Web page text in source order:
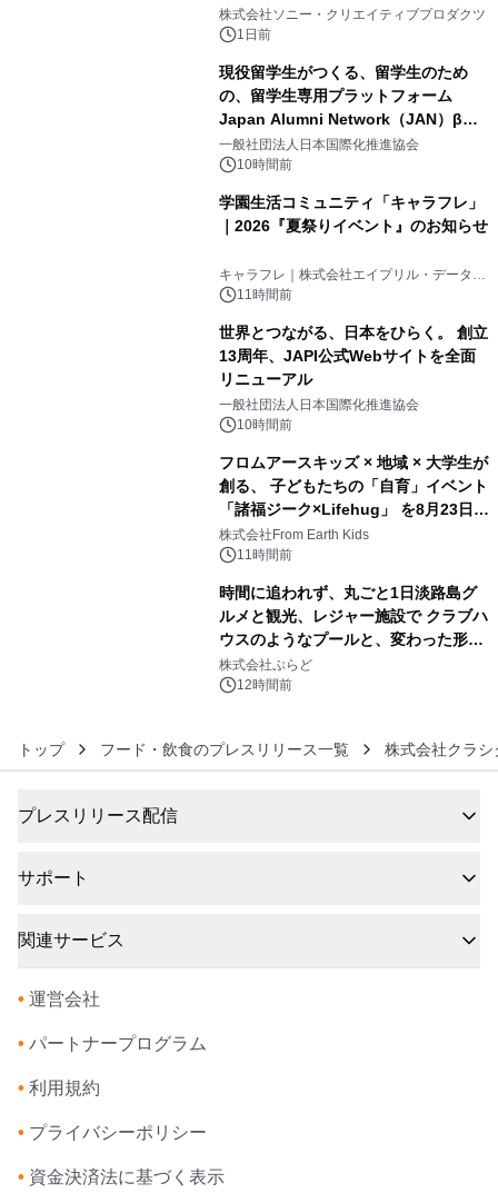
ラボレーション サウナイキタイコラ
ボグッズも発売決定！
株式会社ソニー・クリエイティブプロダクツ
1日前
現役留学生がつくる、留学生のため
の、留学生専用プラットフォーム
Japan Alumni Network（JAN）β版
をリリース
一般社団法人日本国際化推進協会
10時間前
学園生活コミュニティ「キャラフレ」
｜2026『夏祭りイベント』のお知らせ
キャラフレ｜株式会社エイプリル・データ・
デザインズ
11時間前
世界とつながる、日本をひらく。 創立
13周年、JAPI公式Webサイトを全面
リニューアル
一般社団法人日本国際化推進協会
10時間前
フロムアースキッズ × 地域 × 大学生が
創る、 子どもたちの「自育」イベント
「諸福ジーク×Lifehug」 を8月23日
(日)開催
株式会社From Earth Kids
11時間前
時間に追われず、丸ごと1日淡路島グ
ルメと観光、レジャー施設で クラブハ
ウスのようなプールと、変わった形の
サウナも 「THE BOXY AWAJI」のお
得な素泊まり連泊プランで
株式会社ぷらど
12時間前
トップ フード・飲食のプレスリリース一覧 株式会社クラシ
プレスリリース配信
サポート
関連サービス
• 運営会社
• パートナープログラム
• 利用規約
• プライバシーポリシー
• 資金決済法に基づく表示